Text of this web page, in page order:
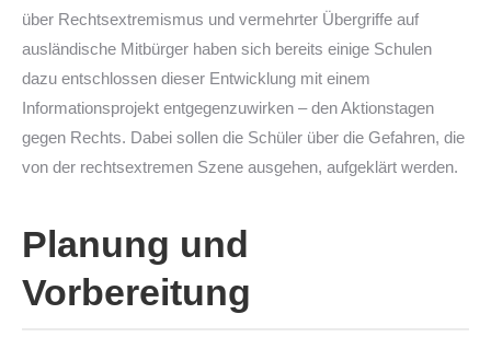
über Rechtsextremismus und vermehrter Übergriffe auf
ausländische Mitbürger haben sich bereits einige Schulen
dazu entschlossen dieser Entwicklung mit einem
Informationsprojekt entgegenzuwirken – den Aktionstagen
gegen Rechts. Dabei sollen die Schüler über die Gefahren, die
von der rechtsextremen Szene ausgehen, aufgeklärt werden.
Planung und
Vorbereitung